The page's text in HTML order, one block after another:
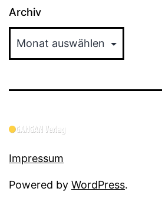
Archiv
Impressum
Powered by WordPress.